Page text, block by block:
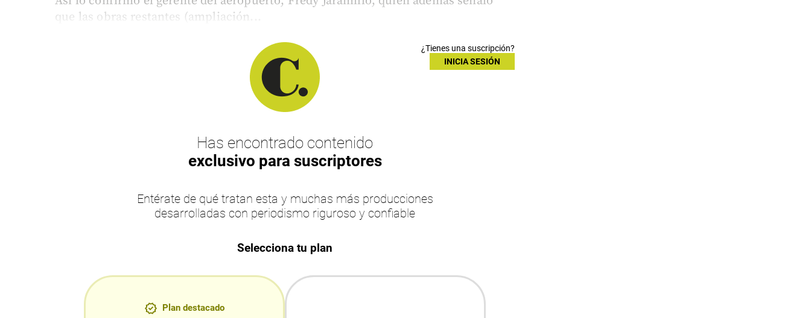
que las obras restantes (ampliación...
¿Tienes una suscripción?
INICIA SESIÓN
Has encontrado contenido
exclusivo para suscriptores
Entérate de qué tratan esta y muchas más producciones
desarrolladas con periodismo riguroso y confiable
Selecciona tu plan
Plan destacado